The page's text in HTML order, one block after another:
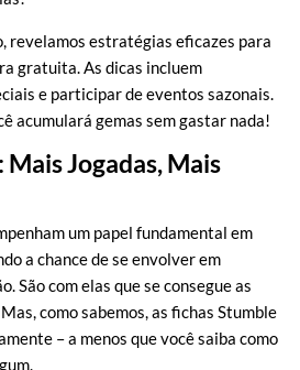
revelamos estratégias eficazes para
gratuita. As dicas incluem
e participar de eventos sazonais.
acumulará gemas sem gastar nada!
Jogadas, Mais
um papel fundamental em
a chance de se envolver em
São com elas que se consegue as
como sabemos, as fichas Stumble
– a menos que você saiba como